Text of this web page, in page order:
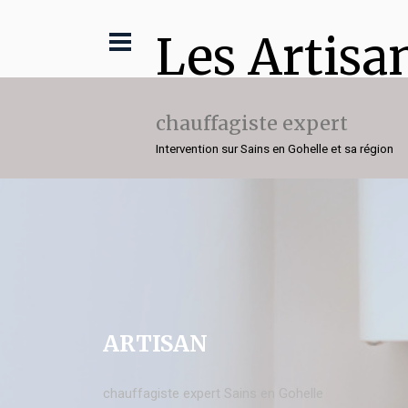
Les
chauffagiste expert
Intervention sur Sains en Gohelle et sa région
ARTISAN
chauffagiste expert Sains en Gohelle